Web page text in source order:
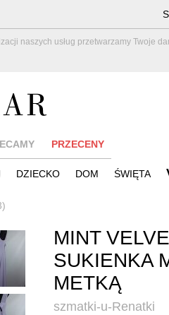
naszych usług przetwarzamy Twoje
PRZECENY
DZIECKO DOM ŚWIĘTA
MINT
SUKIENKA
METKĄ
szmatki-u-Renatki